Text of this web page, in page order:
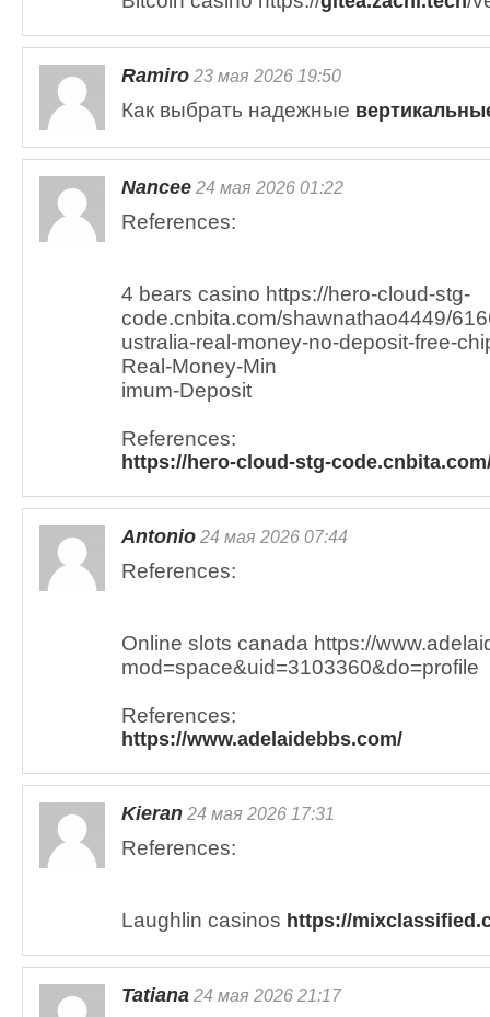
Ramiro 23 мая 2026 19:50
Как выбрать надежные
Nancee 24 мая 2026 01:22
References:
4 bears casino https://hero-cloud-stg-
code.cnbita.com/shawnathao4449/
ustralia-real-money-no-deposit-free-
Real-Money-Min
imum-Deposit
References:
https://hero-cloud-stg-
Antonio 24 мая 2026 07:44
References:
Online slots canada https://
mod=space&uid=3103360&do=profile
References:
https://www.adelaidebbs.com/
Kieran 24 мая 2026 17:31
References:
Laughlin casinos https://
Tatiana 24 мая 2026 21:17